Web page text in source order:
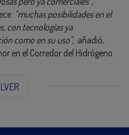
“muchas posibilidades en el
con tecnologías ya
como en su uso”, añadió,
en el Corredor del Hidrógeno.